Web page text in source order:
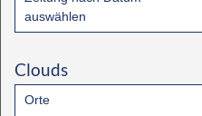
auswählen
Clouds
Orte